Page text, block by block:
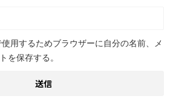
用するためブラウザーに自分の名前、メ
を保存する。